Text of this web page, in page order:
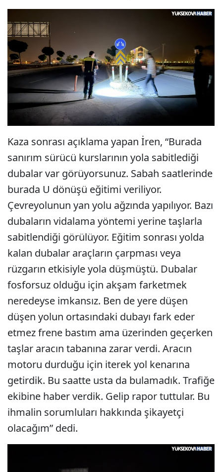
Kaza sonrası açıklama yapan İren, “Burada
sanırım sürücü kurslarının yola sabitlediği
dubalar var görüyorsunuz. Sabah saatlerinde
burada U dönüşü eğitimi veriliyor.
Çevreyolunun yan yolu ağzında yapılıyor. Bazı
dubaların vidalama yöntemi yerine taşlarla
sabitlendiği görülüyor. Eğitim sonrası yolda
kalan dubalar araçların çarpması veya
rüzgarın etkisiyle yola düşmüştü. Dubalar
fosforsuz olduğu için akşam farketmek
neredeyse imkansız. Ben de yere düşen
düşen yolun ortasındaki dubayı fark eder
etmez frene bastım ama üzerinden geçerken
taşlar aracın tabanına zarar verdi. Aracın
motoru durduğu için iterek yol kenarına
getirdik. Bu saatte usta da bulamadık. Trafiğe
ekibine haber verdik. Gelip rapor tuttular. Bu
ihmalin sorumluları hakkında şikayetçi
olacağım” dedi.